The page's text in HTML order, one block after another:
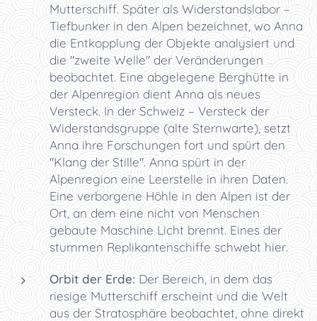
Mutterschiff. Später als Widerstandslabor –
Tiefbunker in den Alpen bezeichnet, wo Anna
die Entkopplung der Objekte analysiert und
die "zweite Welle" der Veränderungen
beobachtet. Eine abgelegene Berghütte in
der Alpenregion dient Anna als neues
Versteck. In der Schweiz – Versteck der
Widerstandsgruppe (alte Sternwarte), setzt
Anna ihre Forschungen fort und spürt den
"Klang der Stille". Anna spürt in der
Alpenregion eine Leerstelle in ihren Daten.
Eine verborgene Höhle in den Alpen ist der
Ort, an dem eine nicht von Menschen
gebaute Maschine Licht brennt. Eines der
stummen Replikantenschiffe schwebt hier.
Orbit der Erde: Der Bereich, in dem das
riesige Mutterschiff erscheint und die Welt
aus der Stratosphäre beobachtet, ohne direkt